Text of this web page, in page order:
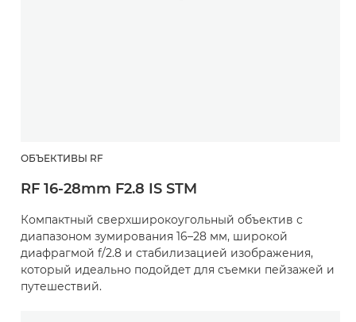
ОБЪЕКТИВЫ RF
RF 16-28mm F2.8 IS STM
Компактный сверхширокоугольный объектив с
диапазоном зумирования 16–28 мм, широкой
диафрагмой f/2.8 и стабилизацией изображения,
который идеально подойдет для съемки пейзажей и
путешествий.